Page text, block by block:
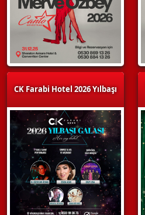
CK Farabi Hotel 2026 Yılbaşı